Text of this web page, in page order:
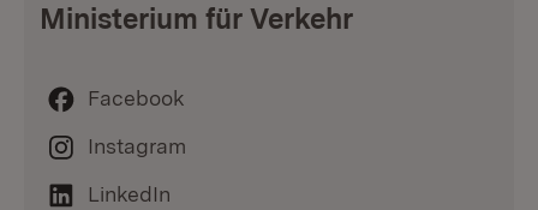
Ministerium für Verkehr
Facebook
Instagram
LinkedIn